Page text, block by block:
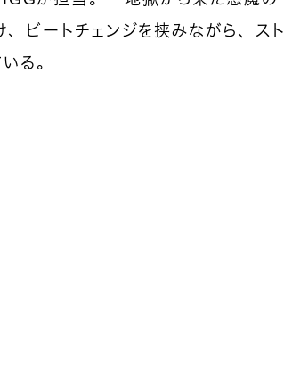
ビートチェンジを挟みながら、スト
る。